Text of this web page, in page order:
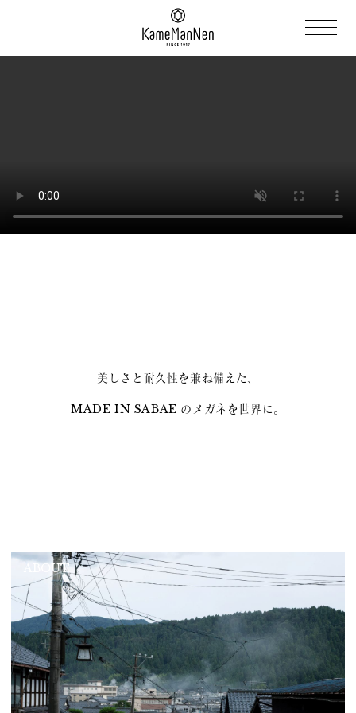
美しさと耐久性を兼ね備えた、
MADE IN SABAE のメガネを世界に。
ABOUT